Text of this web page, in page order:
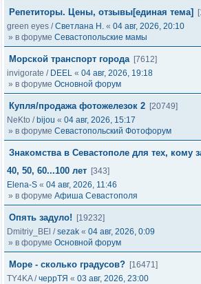
Репетиторы. Цены, отзывы[единая тема]
green eyes /Светлана Н. « 04 авг, 2026, 20:10
» в форуме Севастопольские мамы
Морской транспорт города [7612]
invigorate / DEEL « 04 авг, 2026, 19:18
» в форуме Основной форум
Купля/продажа фотожелезок 2 [20749]
NeKto / bijou « 04 авг, 2026, 15:17
» в форуме Севастопольский Фотофорум
Знакомства в Севастополе для тех, кому
40, 50, 60...100 лет [343]
Elena-S « 04 авг, 2026, 11:46
» в форуме Афиша Севастополя
Опять задуло!
[19232]
Dmitriy_BEl /sezak « 04 авг, 2026, 0:09
» в форуме Основной форум
Море - сколько градусов? [16471]
TY4KA/черрТЯ « 03 авг, 2026, 23:00